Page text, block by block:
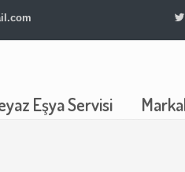
Eşya Servisi